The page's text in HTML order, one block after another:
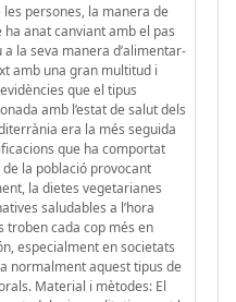
les persones, la manera de
anat canviant amb el pas
la seva manera d’alimentar-
amb una gran multitud i
que el tipus
amb l’estat de salut dels
era la més seguida
que ha comportat
la població provocant
la dietes vegetarianes
saludables a l’hora
troben cada cop més en
especialment en societats
normalment aquest tipus de
Material i mètodes: El